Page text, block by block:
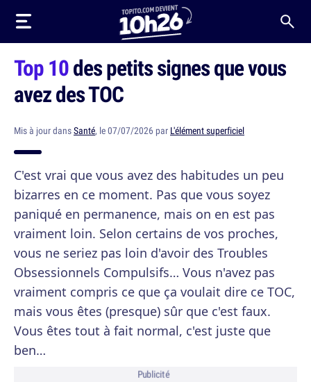
Top 10des petits signes que vous
avez des TOC
Mis à jour dansSanté, le 07/07/2026 par L'élément superficiel
C'est vrai que vous avez des habitudes un peu
bizarres en ce moment. Pas que vous soyez
paniqué en permanence, mais on en est pas
vraiment loin. Selon certains de vos proches,
vous ne seriez pas loin d'avoir des Troubles
Obsessionnels Compulsifs… Vous n'avez pas
vraiment compris ce que ça voulait dire ce TOC,
mais vous êtes (presque) sûr que c'est faux.
Vous êtes tout à fait normal, c'est juste que
ben…
Publicité